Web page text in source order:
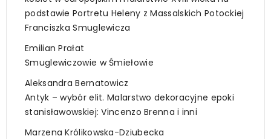
podstawie Portretu Heleny z Massalskich Potockiej
Franciszka Smuglewicza
Emilian Prałat
Smuglewiczowie w Śmiełowie
Aleksandra Bernatowicz
Antyk – wybór elit. Malarstwo dekoracyjne epoki
stanisławowskiej: Vincenzo Brenna i inni
Marzena Królikowska-Dziubecka